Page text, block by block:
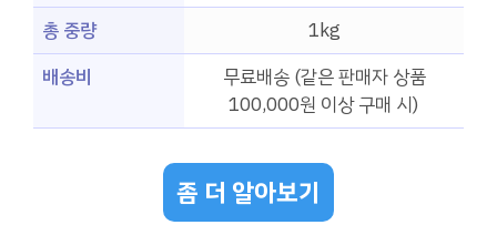
총 중량
1kg
배송비
무료배송 (같은 판매자 상품
100,000원 이상 구매 시)
좀 더 알아보기